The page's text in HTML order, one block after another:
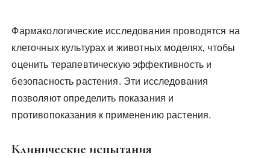
Фармакологические исследования проводятся на
клеточных культурах и животных моделях‚ чтобы
оценить терапевтическую эффективность и
безопасность растения. Эти исследования
позволяют определить показания и
противопоказания к применению растения.
Клинические испытания